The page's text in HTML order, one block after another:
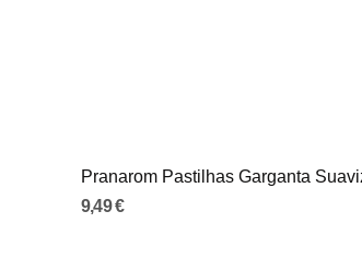
Pranarom Pastilhas Garganta
9,49 €